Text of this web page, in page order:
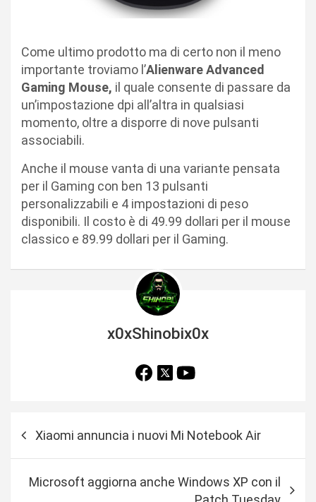
Come ultimo prodotto ma di certo non il meno
importante troviamo l’Alienware Advanced
Gaming Mouse, il quale consente di passare da
un’impostazione dpi all’altra in qualsiasi
momento, oltre a disporre di nove pulsanti
associabili.
Anche il mouse vanta di una variante pensata
per il Gaming con ben 13 pulsanti
personalizzabili e 4 impostazioni di peso
disponibili. Il costo è di 49.99 dollari per il mouse
classico e 89.99 dollari per il Gaming.
x0xShinobix0x
Xiaomi annuncia i nuovi Mi Notebook Air
Microsoft aggiorna anche Windows XP con il